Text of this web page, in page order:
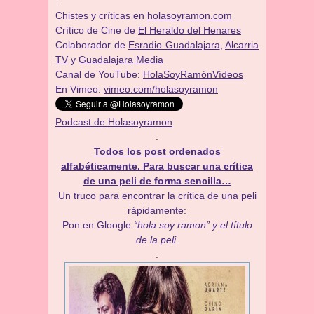
Chistes y críticas en holasoyramon.com
Crítico de Cine de El Heraldo del Henares
​​Colaborador de Esradio Guadalajara Alcarria
TV y Guadalajara Media
Canal de YouTube: HolaSoyRamónVídeos
En Vimeo: vimeo.com/holasoyramon
Podcast de Holasoyramon
Todos los post ordenados
alfabéticamente. Para buscar una crítica
de una peli de forma sencilla…
Un truco para encontrar la crítica de una peli
rápidamente:
Pon en Gloogle “hola soy ramon” y el título
de la peli.